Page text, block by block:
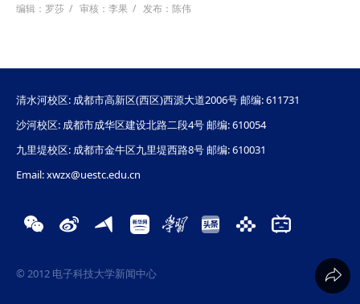
编辑：罗莎 / 审核：李果 / 发布：陈伟
清水河校区: 成都市高新区(西区)西源大道2006号 邮编: 611731
沙河校区: 成都市成华区建设北路二段4号 邮编: 610054
九里堤校区: 成都市金牛区九里堤西路8号 邮编: 610031
Email: xwzx@uestc.edu.cn
© 2012 电子科技大学新闻中心